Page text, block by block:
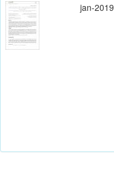
jan-2019